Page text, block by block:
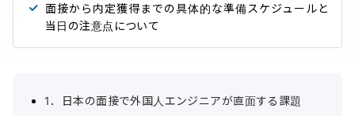
面接から内定獲得までの具体的な準備スケジュールと
当日の注意点について
1．日本の面接で外国人エンジニアが直面する課題